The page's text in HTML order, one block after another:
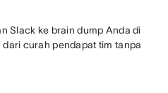
Slack ke brain dump Anda di
curah pendapat tim tanpa